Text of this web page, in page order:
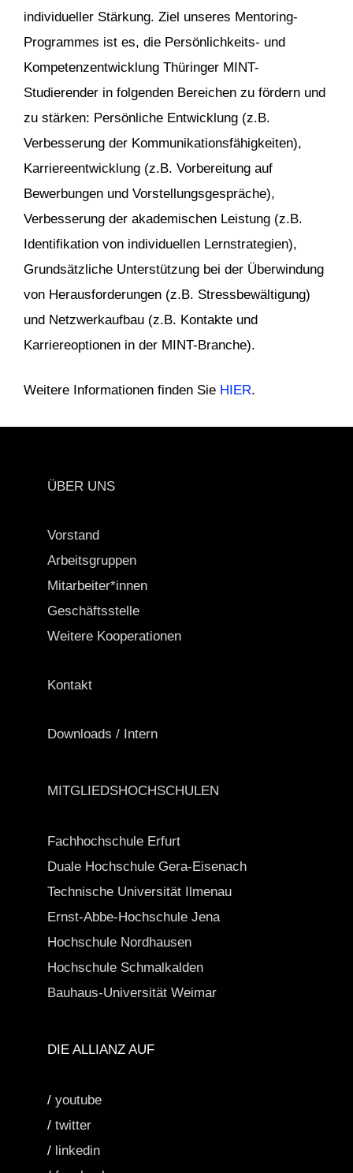
individueller Stärkung. Ziel unseres Mentoring-
Programmes ist es, die Persönlichkeits- und
Kompetenzentwicklung Thüringer MINT-
Studierender in folgenden Bereichen zu fördern und
zu stärken: Persönliche Entwicklung (z.B.
Verbesserung der Kommunikationsfähigkeiten),
Karriereentwicklung (z.B. Vorbereitung auf
Bewerbungen und Vorstellungsgespräche),
Verbesserung der akademischen Leistung (z.B.
Identifikation von individuellen Lernstrategien),
Grundsätzliche Unterstützung bei der Überwindung
von Herausforderungen (z.B. Stressbewältigung)
und Netzwerkaufbau (z.B. Kontakte und
Karriereoptionen in der MINT-Branche).
Weitere Informationen finden Sie HIER.
ÜBER UNS
Vorstand
Arbeitsgruppen
Mitarbeiter*innen
Geschäftsstelle
Weitere Kooperationen
Kontakt
Downloads / Intern
MITGLIEDSHOCHSCHULEN
Fachhochschule Erfurt
Duale Hochschule Gera-Eisenach
Technische Universität Ilmenau
Ernst-Abbe-Hochschule Jena
Hochschule Nordhausen
Hochschule Schmalkalden
Bauhaus-Universität Weimar
DIE ALLIANZ AUF
/ youtube
/ twitter
/ linkedin